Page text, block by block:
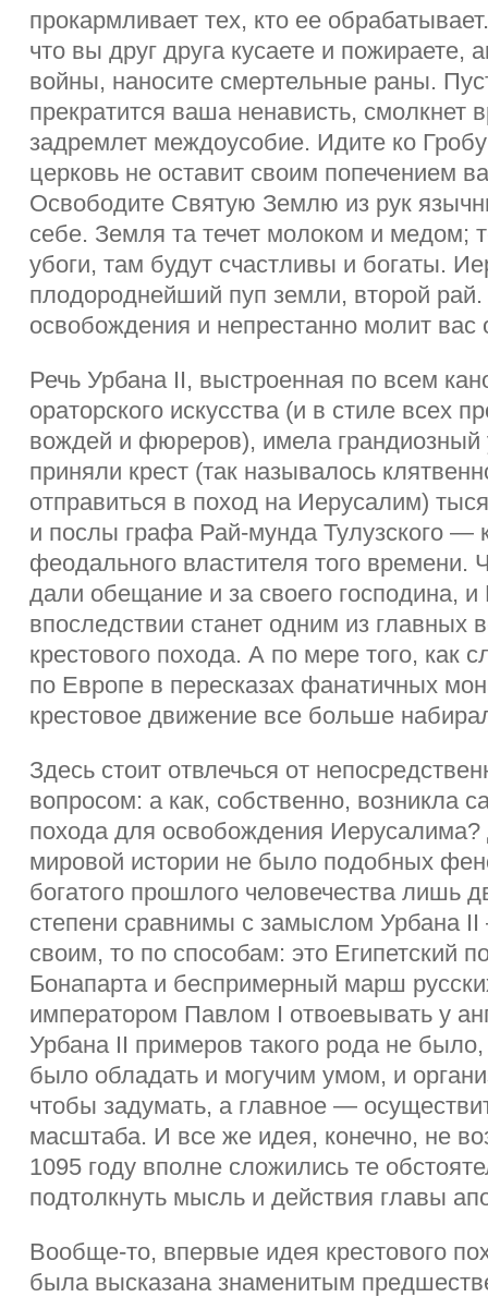
прокармливает тех, кто ее
что вы друг друга кусаете и пожираете,
войны, наносите смертельные раны.
прекратится ваша ненависть, смолкнет
задремлет междоусобие. Идите ко
церковь не оставит своим попечением
Освободите Святую Землю из рук
себе. Земля та течет молоком и медом;
убоги, там будут счастливы и богаты.
плодороднейший пуп земли, второй
освобождения и непрестанно молит
Речь Урбана II, выстроенная по всем
ораторского искусства (и в стиле всех
вождей и фюреров), имела грандиозный
приняли крест (так называлось
отправиться в поход на Иерусалим)
и послы графа Рай-мунда Тулузского —
феодального властителя того времени.
дали обещание и за своего господина,
впоследствии станет одним из главных
крестового похода. А по мере того, как
по Европе в пересказах фанатичных
крестовое движение все больше
Здесь стоит отвлечься от
вопросом: а как, собственно, возникла
похода для освобождения Иерусалима?
мировой истории не было подобных
богатого прошлого человечества лишь
степени сравнимы с замыслом Урбана
своим, то по способам: это Египетский
Бонапарта и беспримерный марш
императором Павлом I отвоевывать у
Урбана II примеров такого рода не
было обладать и могучим умом, и
чтобы задумать, а главное —
масштаба. И все же идея, конечно, не
1095 году вполне сложились те
подтолкнуть мысль и действия главы
Вообще-то, впервые идея крестового
была высказана знаменитым